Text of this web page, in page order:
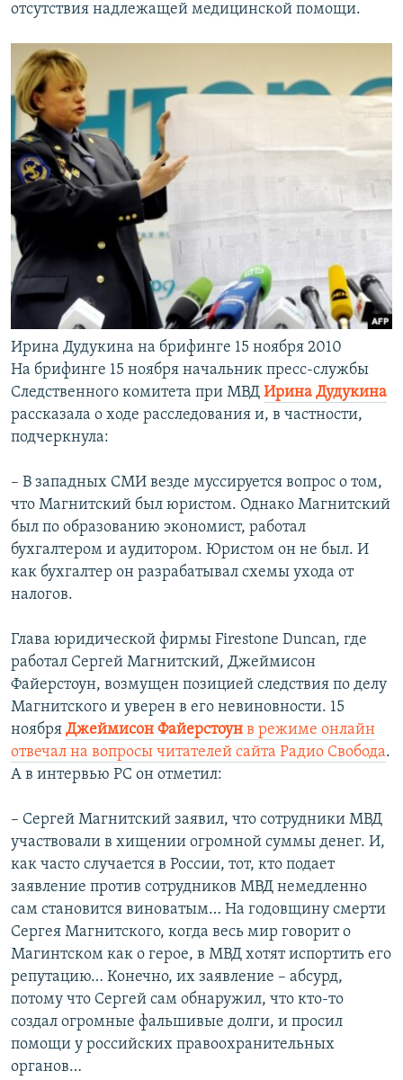
отсутствия надлежащей медицинской помощи.
Ирина Дудукина на брифинге 15 ноября 2010
На брифинге 15 ноября начальник пресс-службы
Следственного комитета при МВД Ирина Дудукина
рассказала о ходе расследования и, в частности,
подчеркнула:
– В западных СМИ везде муссируется вопрос о том,
что Магнитский был юристом. Однако Магнитский
был по образованию экономист, работал
бухгалтером и аудитором. Юристом он не был. И
как бухгалтер он разрабатывал схемы ухода от
налогов.
Глава юридической фирмы Firestone Duncan, где
работал Сергей Магнитский, Джеймисон
Файерстоун, возмущен позицией следствия по делу
Магнитского и уверен в его невиновности. 15
ноября Джеймисон Файерстоун в режиме онлайн
отвечал на вопросы читателей сайта Радио Свобода.
А в интервью РС он отметил:
– Сергей Магнитский заявил, что сотрудники МВД
участвовали в хищении огромной суммы денег. И,
как часто случается в России, тот, кто подает
заявление против сотрудников МВД немедленно
сам становится виноватым… На годовщину смерти
Сергея Магнитского, когда весь мир говорит о
Магинтском как о герое, в МВД хотят испортить его
репутацию… Конечно, их заявление – абсурд,
потому что Сергей сам обнаружил, что кто-то
создал огромные фальшивые долги, и просил
помощи у российских правоохранительных
органов…